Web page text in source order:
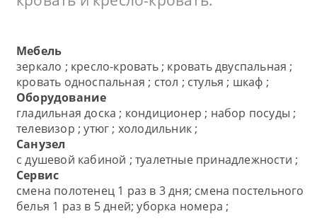
Мебель
зеркало ; кресло-кровать ; кровать двуспальная ;
кровать односпальная ; стол ; стулья ; шкаф ;
Оборудование
гладильная доска ; кондиционер ; набор посуды ;
телевизор ; утюг ; холодильник ;
Санузел
с душевой кабиной ; туалетные принадлежности ;
Сервис
смена полотенец 1 раз в 3 дня; смена постельного
белья 1 раз в 5 дней; уборка номера ;